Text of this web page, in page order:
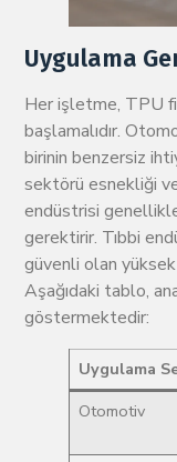
Uygulama
Her işletme, TPU
başlamalıdır.
birinin benzersiz
sektörü esnekliği
endüstrisi
gerektirir. Tıbbi
güvenli olan
Aşağıdaki tablo,
göstermektedir:
Uygulama
Otomotiv